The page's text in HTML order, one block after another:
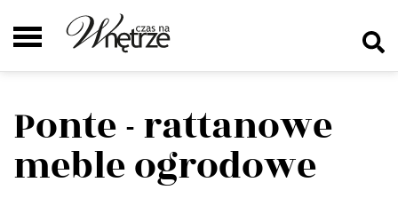
Ponte - rattanowe
meble ogrodowe